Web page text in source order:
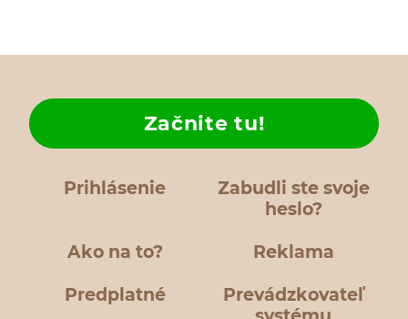
Prihlásenie
Zabudli ste svoje
heslo?
Ako na to?
Začnite tu!
Reklama
Predplatné
Prevádzkovateľ